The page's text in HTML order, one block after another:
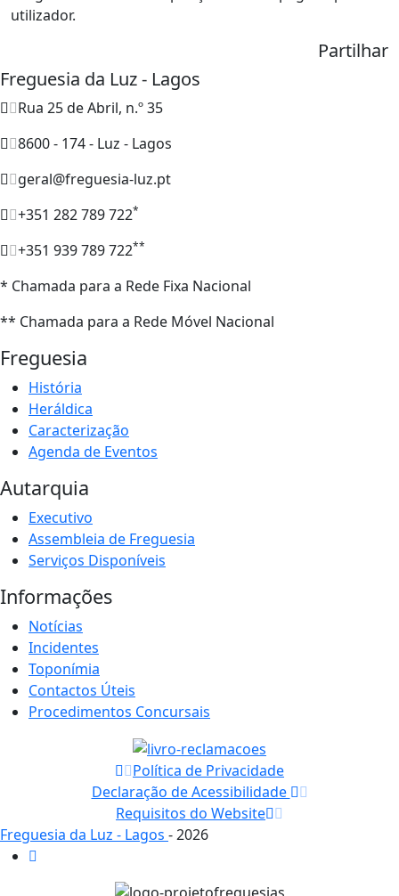
utilizador.
Partilhar
Freguesia da Luz - Lagos
Rua 25 de Abril, n.º 35
8600 - 174 - Luz - Lagos
geral@freguesia-luz.pt
+351 282 789 722*
+351 939 789 722**
* Chamada para a Rede Fixa Nacional
** Chamada para a Rede Móvel Nacional
Freguesia
História
Heráldica
Caracterização
Agenda de Eventos
Autarquia
Executivo
Assembleia de Freguesia
Serviços Disponíveis
Informações
Notícias
Incidentes
Toponímia
Contactos Úteis
Procedimentos Concursais
Política de Privacidade
Declaração de Acessibilidade
Requisitos do Website
Freguesia da Luz - Lagos - 2026